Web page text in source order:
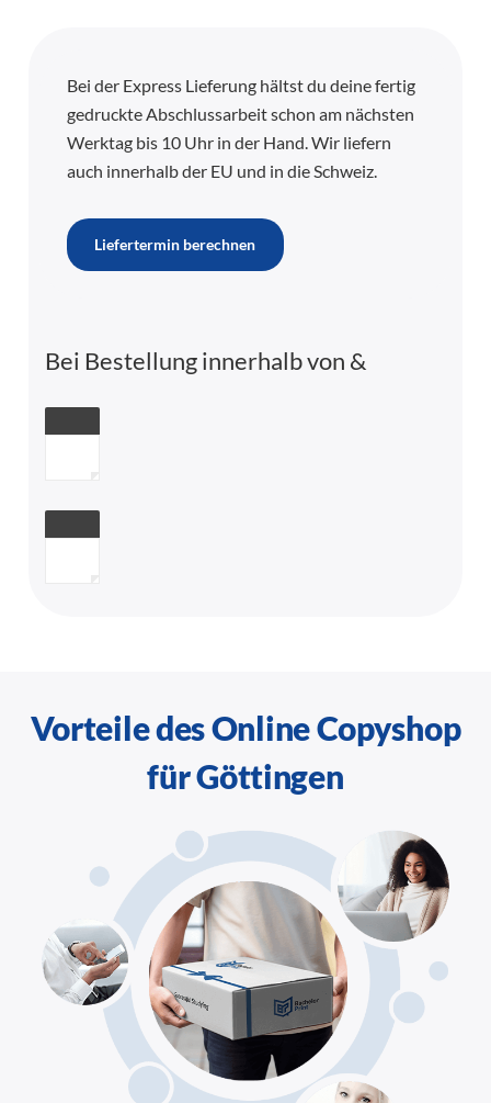
Bei der Express Lieferung hältst du deine fertig
gedruckte Abschlussarbeit schon am nächsten
Werktag bis 10 Uhr in der Hand. Wir liefern
auch innerhalb der EU und in die Schweiz.
Liefertermin berechnen
Bei Bestellung innerhalb von &
Vorteile des Online Copyshop
für Göttingen